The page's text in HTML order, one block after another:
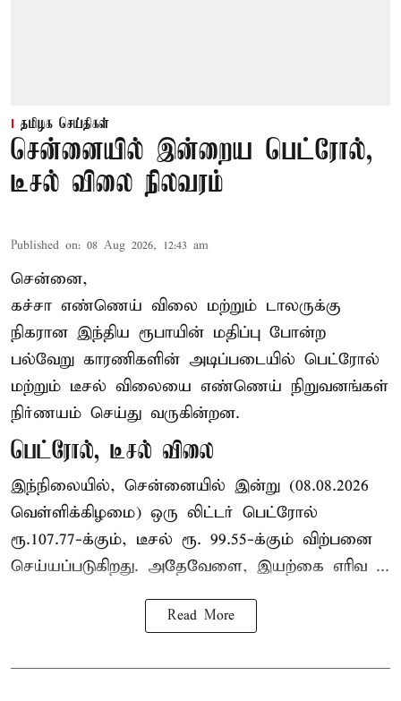
தமிழக செய்திகள்
சென்னையில் இன்றைய பெட்ரோல்,
டீசல் விலை நிலவரம்
Published on: 08 Aug 2026, 12:43 am
சென்னை,
கச்சா எண்ணெய் விலை மற்றும் டாலருக்கு
நிகரான இந்திய ரூபாயின் மதிப்பு போன்ற
பல்வேறு காரணிகளின் அடிப்படையில் பெட்ரோல்
மற்றும் டீசல் விலையை எண்ணெய் நிறுவனங்கள்
நிர்ணயம் செய்து வருகின்றன.
பெட்ரோல், டீசல் விலை
இந்நிலையில், சென்னையில் இன்று (08.08.2026
வெள்ளிக்கிழமை) ஒரு லிட்டர் பெட்ரோல்
ரூ.107.77-க்கும், டீசல் ரூ. 99.55-க்கும் விற்பனை
செய்யப்படுகிறது. அதேவேளை, இயற்கை எரிவ ...
Read More